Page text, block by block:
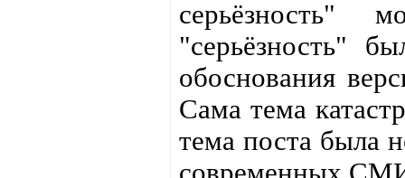
"серьёзность"
обоснования
Сама тема
тема поста была